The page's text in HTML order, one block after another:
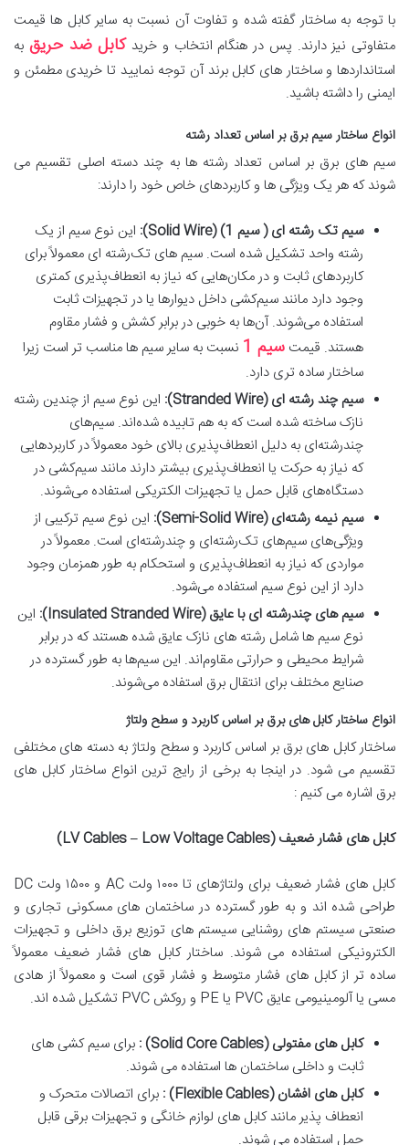
با توجه به ساختار گفته شده و تفاوت آن نسبت به سایر کابل ها قیمت
متفاوتی نیز دارند. پس در هنگام انتخاب و خریدکابل ضد حریق به
استانداردها و ساختار های کابل برند آن توجه نمایید تا خریدی مطمئن و
ایمنی را داشته باشید.
انواع ساختار سیم برق بر اساس تعداد رشته
سیم‌ های برق بر اساس تعداد رشته‌ ها به چند دسته اصلی تقسیم می‌
شوند که هر یک ویژگی‌ ها و کاربردهای خاص خود را دارند:
سیم تک‌ رشته‌ ای ( سیم 1) (Solid Wire):
این نوع سیم از یک
رشته واحد تشکیل شده است. سیم‌ های تک‌رشته‌ ای معمولاً برای
کاربردهای ثابت و در مکان‌هایی که نیاز به انعطاف‌پذیری کمتری
وجود دارد مانند سیم‌کشی داخل دیوارها یا در تجهیزات ثابت
استفاده می‌شوند. آن‌ها به خوبی در برابر کشش و فشار مقاوم
هستند. قیمت سیم 1
نسبت به سایر سیم ها مناسب تر است زیرا
ساختار ساده تری دارد.
سیم چند رشته‌ ای (Stranded Wire):
این نوع سیم از چندین رشته
نازک ساخته شده است که به هم تابیده شده‌اند. سیم‌های
چندرشته‌ای به دلیل انعطاف‌پذیری بالای خود معمولاً در کاربردهایی
که نیاز به حرکت یا انعطاف‌پذیری بیشتر دارند مانند سیم‌کشی در
دستگاه‌های قابل حمل یا تجهیزات الکتریکی استفاده می‌شوند.
سیم نیمه‌ رشته‌ای (Semi-Solid Wire):
این نوع سیم ترکیبی از
ویژگی‌های سیم‌های تک‌رشته‌ای و چندرشته‌ای است. معمولاً در
مواردی که نیاز به انعطاف‌پذیری و استحکام به طور همزمان وجود
دارد از این نوع سیم استفاده می‌شود.
سیم‌ های چندرشته‌ ای با عایق (Insulated Stranded Wire):
این
نوع سیم‌ ها شامل رشته‌ های نازک عایق شده هستند که در برابر
شرایط محیطی و حرارتی مقاوم‌اند. این سیم‌ها به طور گسترده در
صنایع مختلف برای انتقال برق استفاده می‌شوند.
انواع ساختار کابل های برق بر اساس کاربرد و سطح ولتاژ
ساختار کابل های برق بر اساس کاربرد و سطح ولتاژ به دسته های مختلفی
تقسیم می شود. در اینجا به برخی از رایج ترین انواع ساختار کابل های
برق اشاره می کنیم :
کابل های فشار ضعیف(LV Cables – Low Voltage Cables)
کابل های فشار ضعیف برای ولتاژهای تا ۱۰۰۰ ولت AC و ۱۵۰۰ ولت DC
طراحی شده اند و به طور گسترده در ساختمان های مسکونی تجاری و
صنعتی سیستم های روشنایی سیستم های توزیع برق داخلی و تجهیزات
الکترونیکی استفاده می شوند. ساختار کابل های فشار ضعیف معمولاً
ساده تر از کابل های فشار متوسط و فشار قوی است و معمولاً از هادی
مسی یا آلومینیومی عایق PVC یا PE و روکش PVC تشکیل شده اند.
کابل های مفتولی(Solid Core Cables)
: برای سیم کشی های
ثابت و داخلی ساختمان ها استفاده می شوند.
کابل های افشان(Flexible Cables)
: برای اتصالات متحرک و
انعطاف پذیر مانند کابل های لوازم خانگی و تجهیزات برقی قابل
حمل استفاده می شوند.